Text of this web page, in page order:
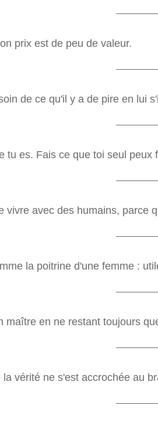
prix est de peu de valeur.
de ce qu'il y a de pire en lui
tu es. Fais ce que toi seul peux
vivre avec des humains, parce
la poitrine d'une femme :
maître en ne restant toujours
vérité ne s'est accrochée au